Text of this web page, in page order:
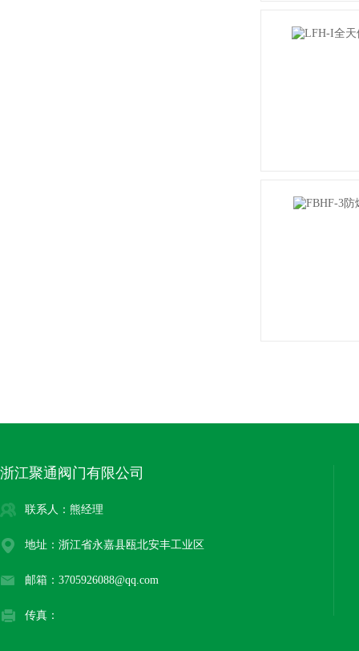
浙江聚通阀门有限公司
联系人：熊经理
地址：浙江省永嘉县瓯北安丰工业区
邮箱：3705926088@qq.com
传真：